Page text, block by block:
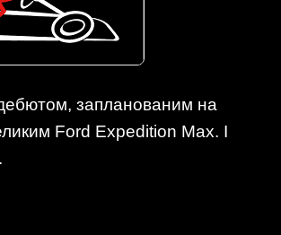
запланованим на
Ford Expedition Max. І